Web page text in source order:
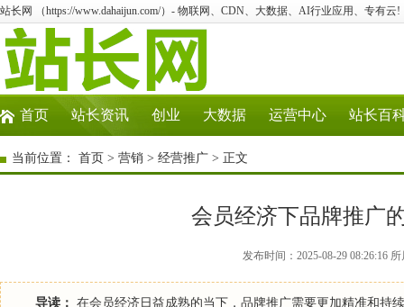
站长网 （https://www.dahaijun.com/）- 物联网、CDN、大数据、AI行业应用、专有云!
首页 站长资讯 创业 大数据 运营中心 站长百
当前位置： 首页 > 营销 > 经营推广 > 正文
会员经济下品牌推广
发布时间：2025-08-29 08:26:16
导读： 在会员经济日益成熟的当下，品牌推广需要更加精准和持